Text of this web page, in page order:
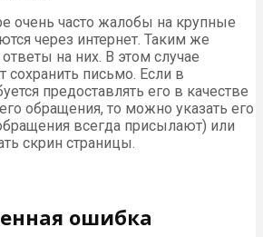
очень часто жалобы на крупные
через интернет. Таким же
на них. В этом случае
сохранить письмо. Если в
предоставлять его в качестве
обращения, то можно указать его
всегда присылают) или
скрин страницы.
ошибка